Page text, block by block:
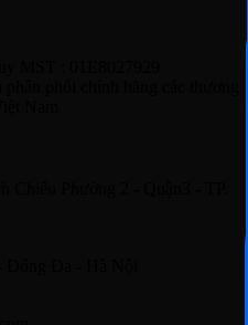
MST : 01E8027929
phối chính hãng các thương
Nam
Phường 2 - Quận3 - TP.
Đống Đa - Hà Nội